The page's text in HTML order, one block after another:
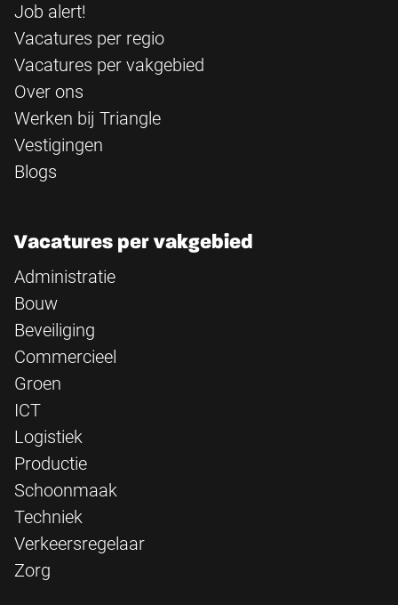
Job alert!
Vacatures per regio
Vacatures per vakgebied
Over ons
Werken bij Triangle
Vestigingen
Blogs
Vacatures per vakgebied
Administratie
Bouw
Beveiliging
Commercieel
Groen
ICT
Logistiek
Productie
Schoonmaak
Techniek
Verkeersregelaar
Zorg